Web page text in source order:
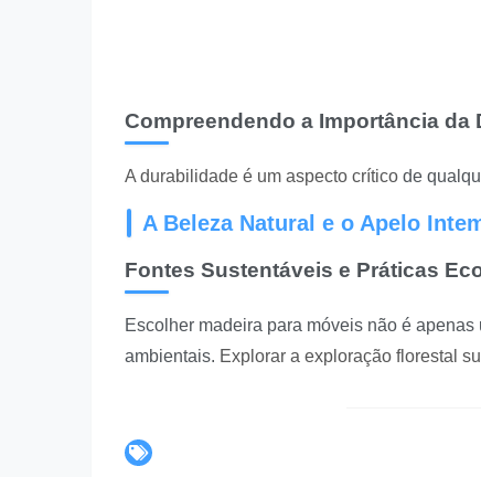
Compreendendo a Importância da
A durabilidade é um aspecto crítico de
A Beleza Natural e o Apelo
Fontes Sustentáveis e Práticas
Escolher madeira para móveis não é
ambientais. Explorar a exploração florestal